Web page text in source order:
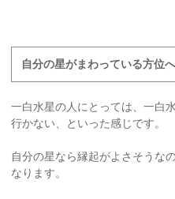
自分の星がまわっている方位
一白水星の人にとっては、一白
行かない、といった感じです。
自分の星なら縁起がよさそうな
なります。